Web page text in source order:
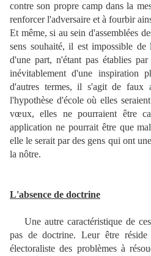
contre son propre camp dans la
renforcer l'adversaire et à fourbir
Et même, si au sein d'assemblées
sens souhaité, il est impossible
d'une part, n'étant pas établies
inévitablement d'une inspiration
d'autres termes, il s'agit de faux
l'hypothèse d'école où elles
vœux, elles ne pourraient être
application ne pourrait être que
elle le serait par des gens qui ont
la nôtre.
L'absence de doctrine
Une autre caractéristique de
pas de doctrine. Leur être
électoraliste des problèmes à